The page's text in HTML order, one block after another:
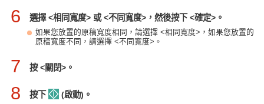
6 選擇 <相同寬度> 或 <不同寬度>，然後按下 <確定>。
如果您放置的原稿寬度相同，請選擇 <相同寬度>，如果您放置的
原稿寬度不同，請選擇 <不同寬度>。
7 按 <關閉>。
8 按下 (啟動)。